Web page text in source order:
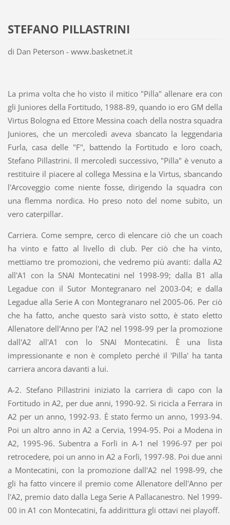
STEFANO PILLASTRINI
di Dan Peterson - www.basketnet.it
La prima volta che ho visto il mitico "Pilla" allenare era con
gli Juniores della Fortitudo, 1988-89, quando io ero GM della
Virtus Bologna ed Ettore Messina coach della nostra squadra
Juniores, che un mercoledì aveva sbancato la leggendaria
Furla, casa delle "F", battendo la Fortitudo e loro coach,
Stefano Pillastrini. Il mercoledì successivo, "Pilla" è venuto a
restituire il piacere al collega Messina e la Virtus, sbancando
l'Arcoveggio come niente fosse, dirigendo la squadra con
una flemma nordica. Ho preso noto del nome subito, un
vero caterpillar.
Carriera. Come sempre, cerco di elencare ciò che un coach
ha vinto e fatto al livello di club. Per ciò che ha vinto,
mettiamo tre promozioni, che vedremo più avanti: dalla A2
all'A1 con la SNAI Montecatini nel 1998-99; dalla B1 alla
Legadue con il Sutor Montegranaro nel 2003-04; e dalla
Legadue alla Serie A con Montegranaro nel 2005-06. Per ciò
che ha fatto, anche questo sarà visto sotto, è stato eletto
Allenatore dell'Anno per l'A2 nel 1998-99 per la promozione
dall'A2 all'A1 con lo SNAI Montecatini. È una lista
impressionante e non è completo perché il 'Pilla' ha tanta
carriera ancora davanti a lui.
A-2. Stefano Pillastrini iniziato la carriera di capo con la
Fortitudo in A2, per due anni, 1990-92. Si ricicla a Ferrara in
A2 per un anno, 1992-93. È stato fermo un anno, 1993-94.
Poi un altro anno in A2 a Cervia, 1994-95. Poi a Modena in
A2, 1995-96. Subentra a Forlì in A-1 nel 1996-97 per poi
retrocedere, poi un anno in A2 a Forlì, 1997-98. Poi due anni
a Montecatini, con la promozione dall'A2 nel 1998-99, che
gli ha fatto vincere il premio come Allenatore dell'Anno per
l'A2, premio dato dalla Lega Serie A Pallacanestro. Nel 1999-
00 in A1 con Montecatini, fa addirittura gli ottavi nei playoff.